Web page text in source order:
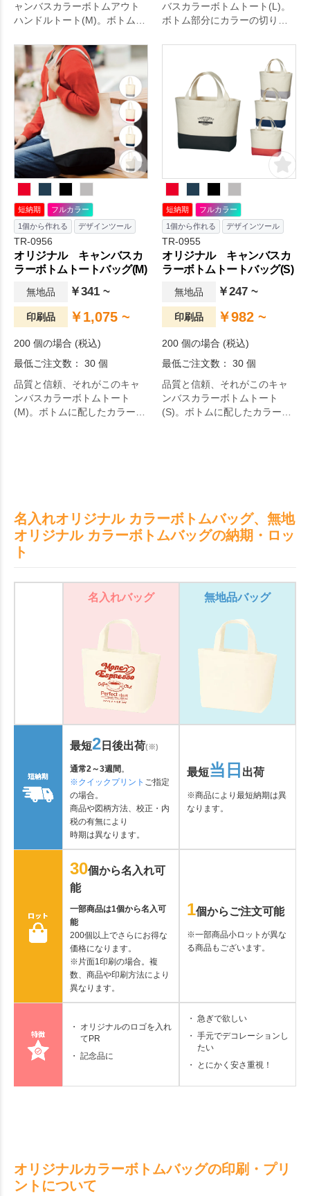
ャンバスカラーボトムアウト
ハンドルトート(M)。ボトム部
る、日常使いしやすい便利な
マチ付トートバッグのMサイズ
です！アパレルなどで人気
な、外付けの持ち手がシンプ
ルながらもおしゃれさを演出
してくれます。A4サイズもし
っかり収納できるのでイベン
トやスポーツへ出掛けるとき
にもぴったりです。持ち手が
長く大きなものを入れても余
裕があり肩掛けもできます。
印刷範囲も大きく取れ、単色
～フルカラーまで対応してい
るので企業ロゴやカラフルな
イラストなど『オリジナリテ
ィのあるバッグを作りた
い！』とお考えの方に。オリ
りすぐり。
バスカラーボトムトート(L)。
ボトム部分にカラーの切り替
バストートバッグです。持ち
手部分のベルトが側面にあり
ませんので、オリジナルデザ
インを大きく名入れすること
ができます。10オンスのキャ
ンバス生地は丈夫なので、エ
コバッグやサブバッグにぴっ
たり。底マチも広いので、か
さばる荷物を入れるお買い物
バッグにもおすすめです。ユ
ニークなデザインを印刷し。
短納期
フルカラー
1個から作れる
デザインツール
TR-0956
オリジナル キャンバスカ
ラーボトムトートバッグ(M)
無地品 ￥341 ~
印刷品 ￥1,075 ~
200 個の場合 (税込)
最低ご注文数： 30 個
品質と信頼、それがこのキャ
ンバスカラーボトムトート
(M)。ボトムに配したカラーが
に長い持ち手がついています
ので、重いものを入れても肩
掛。オリジナルグッズドット
コムの選りすぐり。
短納期
フルカラー
1個から作れる
デザインツール
TR-0955
オリジナル キャンバスカ
ラーボトムトートバッグ(S)
無地品 ￥247 ~
印刷品 ￥982 ~
200 個の場合 (税込)
最低ご注文数： 30 個
品質と信頼、それがこのキャ
ンバスカラーボトムトート
(S)。ボトムに配したカラーが
ていて、ランチバッグのほか
ちょっとしたお出かけにも活
名入れオリジナル カラーボトムバッグ、無地
オリジナル カラーボトムバッグの納期・ロッ
ト
名入れバッグ 無地品バッグ
最短2 日後出荷(※)
通常2～3週間。
※クイックプリント ご指定
の場合。
商品や図柄方法、校正・内
税の有無により
時期は異なります。
最短当日 出荷
※商品により最短納期は異
なります。
30個から名入れ可
能
一部商品は1個から名入可
能
200個以上でさらにお得な
価格になります。
※片面1印刷の場合。複
数、商品や印刷方法により
異なります。
1個からご注文可能
※一部商品小ロットが異な
る商品もございます。
オリジナルのロゴを入れ
てPR
記念品に
急ぎで欲しい
手元でデコレーションし
たい
とにかく安さ重視！
オリジナルカラーボトムバッグの印刷・プリ
ントについて